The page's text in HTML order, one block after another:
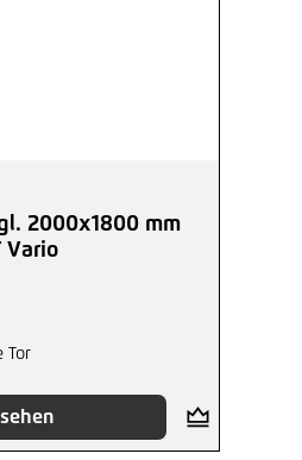
2000x1800 mm
Vario
Tor